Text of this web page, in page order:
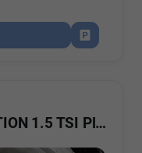
Fahrzeug
Beach Tour eHybrid 4MOTION 1.5 TSI Plus ArtVelour